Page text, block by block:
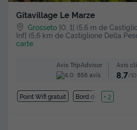
Gitavillage Le Marze
Grosseto ]0, 1[ (5,6 m de
Inf[ (5,6 km de Castiglione Della
carte
Avis TripAdvisor
856 avis
Avis
8.7/10
Point Wifi gratuit Bord de mer
+ 2